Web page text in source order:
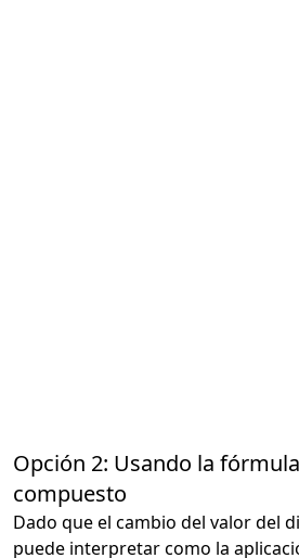
Opción 2: Usando la
compuesto
Dado que el cambio del valor del
puede interpretar como la